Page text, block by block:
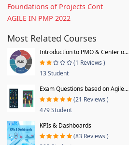
Foundations of Projects Cont
AGILE IN PMP 2022
Most Related Courses
Introduction to PMO & Center o...
(1 Reviews )
13 Student
Exam Questions based on Agile...
(21 Reviews )
479 Student
KPIs & Dashboards
(83 Reviews )